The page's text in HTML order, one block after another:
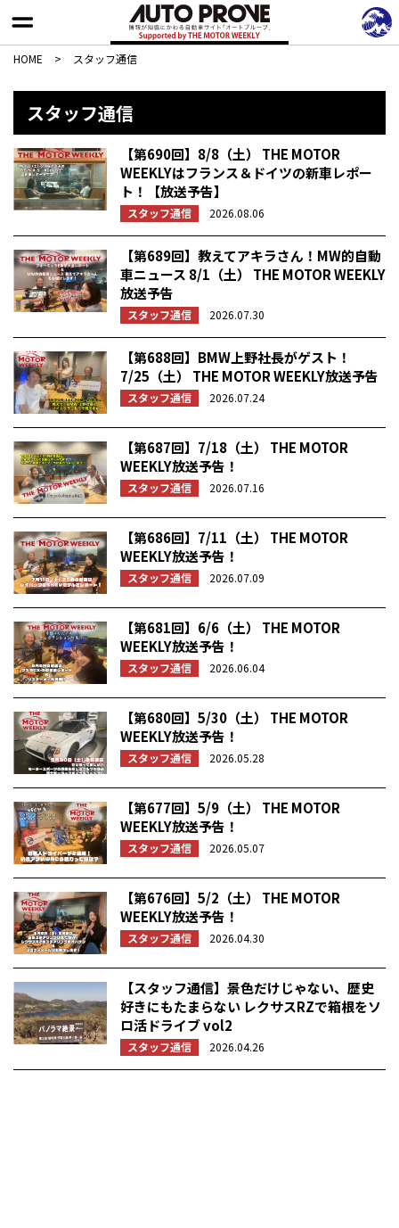
HOME > スタッフ通信
スタッフ通信
【第690回】8/8（土） THE MOTOR
WEEKLYはフランス＆ドイツの新車レポー
ト！【放送予告】
スタッフ通信 2026.08.06
【第689回】教えてアキラさん！MW的自動
車ニュース 8/1（土） THE MOTOR WEEKLY
放送予告
スタッフ通信 2026.07.30
【第688回】BMW上野社長がゲスト！
7/25（土） THE MOTOR WEEKLY放送予告
スタッフ通信 2026.07.24
【第687回】7/18（土） THE MOTOR
WEEKLY放送予告！
スタッフ通信 2026.07.16
【第686回】7/11（土） THE MOTOR
WEEKLY放送予告！
スタッフ通信 2026.07.09
【第681回】6/6（土） THE MOTOR
WEEKLY放送予告！
スタッフ通信 2026.06.04
【第680回】5/30（土） THE MOTOR
WEEKLY放送予告！
スタッフ通信 2026.05.28
【第677回】5/9（土） THE MOTOR
WEEKLY放送予告！
スタッフ通信 2026.05.07
【第676回】5/2（土） THE MOTOR
WEEKLY放送予告！
スタッフ通信 2026.04.30
【スタッフ通信】景色だけじゃない、歴史
好きにもたまらない レクサスRZで箱根をソ
ロ活ドライブ vol2
スタッフ通信 2026.04.26